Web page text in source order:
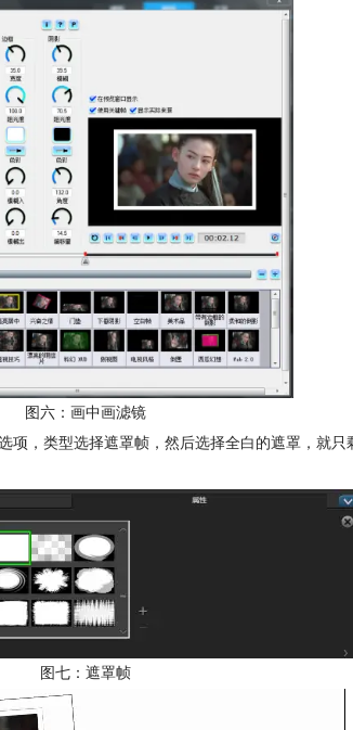
图六：画中画滤镜
项，类型选择遮罩帧，然后选择全白的遮罩，就
图七：遮罩帧